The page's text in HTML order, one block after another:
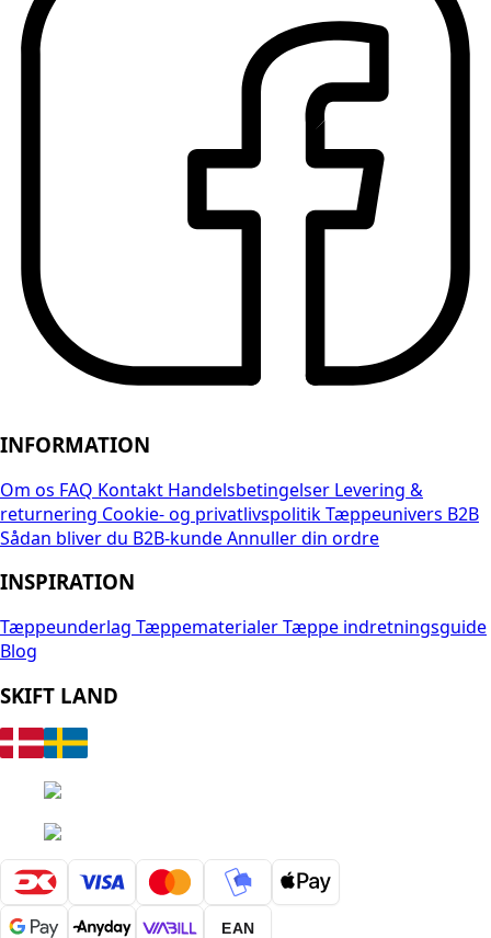
INFORMATION
Om os FAQ Kontakt Handelsbetingelser Levering &
returnering Cookie- og privatlivspolitikTæppeunivers B2B
Sådan bliver du B2B-kundeAnnuller din ordre
INSPIRATION
Tæppeunderlag TæppematerialerTæppe indretningsguide
Blog
SKIFT LAND
EAN